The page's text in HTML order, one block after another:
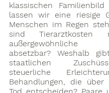
klassischen Familienbild
lassen wir eine riesige
Menschen im Regen
sind Tierarztkosten
außergewöhnliche
absetzbar? Weshalb
staatlichen
steuerliche
Behandlungen, die über
Tod entscheiden? Paare